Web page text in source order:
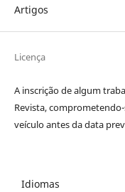
Artigos
Licença
A inscrição de algum
Revista,
veículo antes da data
Idiomas